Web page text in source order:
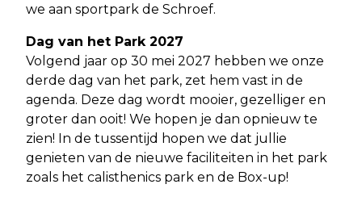
we aan sportpark de Schroef.
Dag van het Park 2027
Volgend jaar op 30 mei 2027 hebben we onze
derde dag van het park, zet hem vast in de
agenda. Deze dag wordt mooier, gezelliger en
groter dan ooit! We hopen je dan opnieuw te
zien! In de tussentijd hopen we dat jullie
genieten van de nieuwe faciliteiten in het park
zoals het calisthenics park en de Box-up!